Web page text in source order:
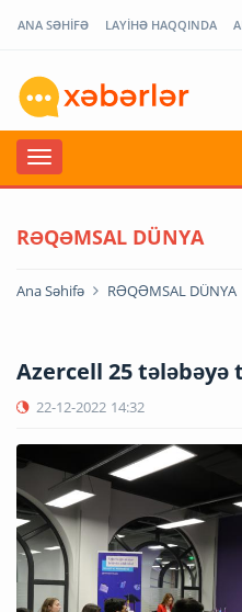
ANA SƏHİFƏ LAYİHƏ HAQQINDA
RƏQƏMSAL DÜNYA
Ana Səhifə RƏQƏMSAL DÜNYA
Azercell 25 tələbəyə
22-12-2022 14:32